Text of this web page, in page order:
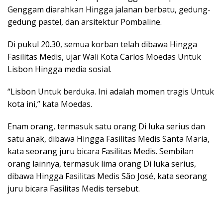
Genggam diarahkan Hingga jalanan berbatu, gedung-
gedung pastel, dan arsitektur Pombaline.
Di pukul 20.30, semua korban telah dibawa Hingga
Fasilitas Medis, ujar Wali Kota Carlos Moedas Untuk
Lisbon Hingga media sosial.
“Lisbon Untuk berduka. Ini adalah momen tragis Untuk
kota ini,” kata Moedas.
Enam orang, termasuk satu orang Di luka serius dan
satu anak, dibawa Hingga Fasilitas Medis Santa Maria,
kata seorang juru bicara Fasilitas Medis. Sembilan
orang lainnya, termasuk lima orang Di luka serius,
dibawa Hingga Fasilitas Medis São José, kata seorang
juru bicara Fasilitas Medis tersebut.